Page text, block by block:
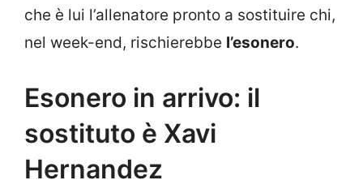
che è lui l’allenatore pronto a sostituire chi,
nel week-end, rischierebbe l’esonero.
Esonero in arrivo: il
sostituto è Xavi
Hernandez